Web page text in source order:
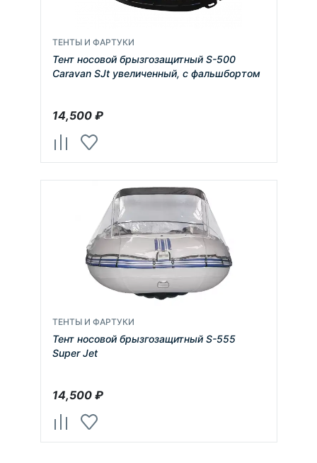
ТЕНТЫ И ФАРТУКИ
Тент носовой брызгозащитный S-500
Caravan SJt увеличенный, с фальшбортом
14,500₽
ТЕНТЫ И ФАРТУКИ
Тент носовой брызгозащитный S-555
Super Jet
14,500₽